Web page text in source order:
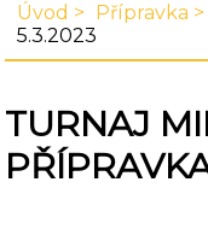
Úvod Přípravka
5.3.2023
TURNAJ